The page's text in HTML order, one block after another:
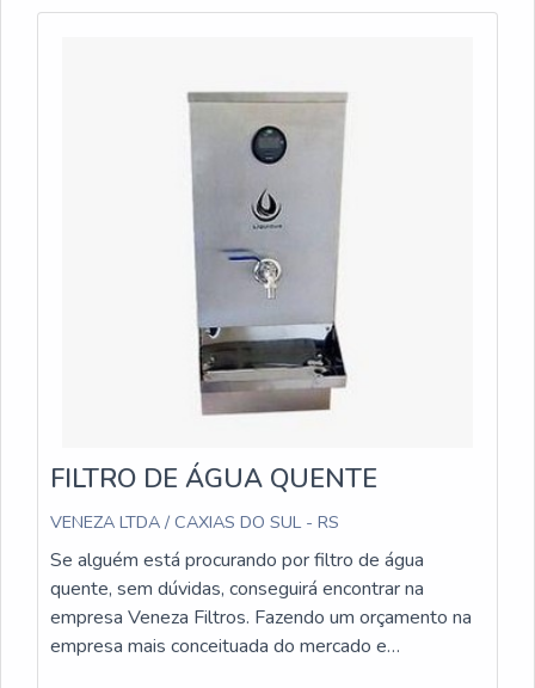
FILTRO DE ÁGUA QUENTE
VENEZA LTDA / CAXIAS DO SUL - RS
Se alguém está procurando por filtro de água
quente, sem dúvidas, conseguirá encontrar na
empresa Veneza Filtros. Fazendo um orçamento na
empresa mais conceituada do mercado e